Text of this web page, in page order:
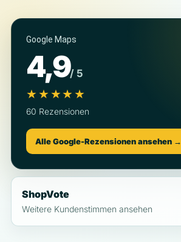
Google Maps
4,9/ 5
★★★★★
60 Rezensionen
Alle Google-Rezensionen ansehen →
ShopVote
Weitere Kundenstimmen ansehen